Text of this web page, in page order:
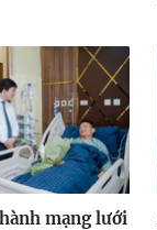
mạng lưới